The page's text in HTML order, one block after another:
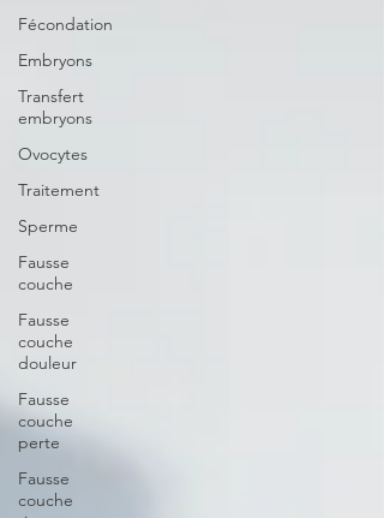
Fécondation
Embryons
Transfert
embryons
Ovocytes
Traitement
Sperme
Fausse
couche
Fausse
couche
douleur
Fausse
couche
perte
Fausse
couche